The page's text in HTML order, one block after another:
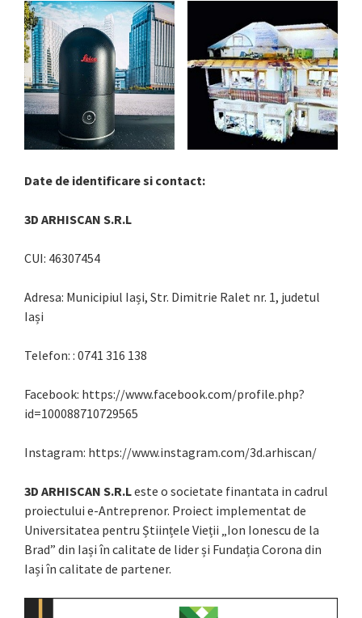
Date de identificare si contact:
3D ARHISCAN S.R.L
CUI: 46307454
Adresa: Municipiul Iași, Str. Dimitrie Ralet nr. 1, judetul
Iași
Telefon: : 0741 316 138
Facebook: https://www.facebook.com/profile.php?
id=100088710729565
Instagram: https://www.instagram.com/3d.arhiscan/
3D ARHISCAN S.R.Leste o societate finantata in cadrul
proiectului e-Antreprenor. Proiect implementat de
Universitatea pentru Științele Vieții „Ion Ionescu de la
Brad” din Iași în calitate de lider și Fundația Corona din
Iași în calitate de partener.